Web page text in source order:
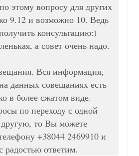
этому вопросу для других
9.12 и возможно 10. Ведь
консультацию:)
а совет очень надо.
Вся информация,
данных совещаниях есть
в более сжатом виде.
по переходу с одной
то Вы можете
+38044 2469910 и
радостью ответим.